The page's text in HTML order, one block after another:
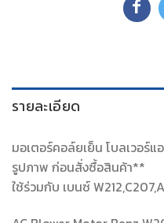
รายละเอียด
มอเตอร์คอล์ยเย็น โบลเวอร์
รูปภาพ ก่อนสั่งซื้อสินค้า**
ใช้ร่วมกับ เบนซ์